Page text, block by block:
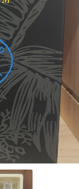
votre panier